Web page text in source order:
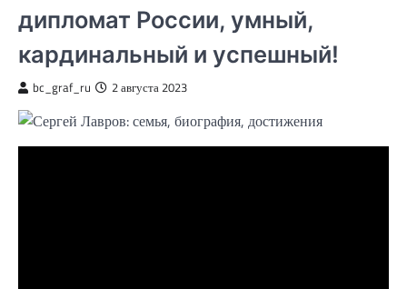
дипломат России, умный,
кардинальный и успешный!
bc_graf_ru 2 августа 2023